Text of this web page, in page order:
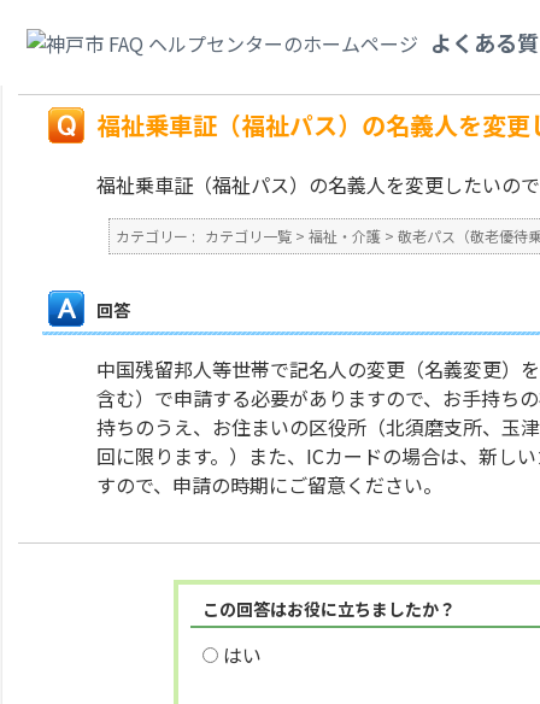
よくある
すが。
福祉乗車証（福祉パス）の名義人を変
福祉乗車証（福祉パス）の名義人を変更したいの
カテゴリー : カテゴリ一覧 > 福祉・介護 > 敬老パス（敬老優待
回答
中国残留邦人等世帯で記名人の変更（名義変更）
含む）で申請する必要がありますので、お手持ち
持ちのうえ、お住まいの区役所（北須磨支所、玉
回に限ります。）また、ICカードの場合は、新し
すので、申請の時期にご留意ください。
この回答はお役に立ちましたか？
はい